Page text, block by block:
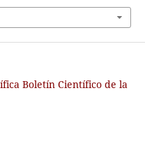
Boletín Científico de la